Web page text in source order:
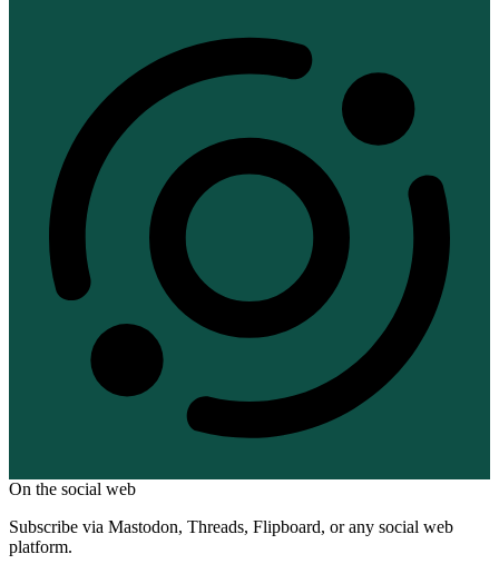
On the social web
Subscribe via Mastodon, Threads, Flipboard, or any social web
platform.